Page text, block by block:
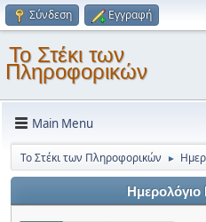
Σύνδεση Εγγραφή
Το Στέκι των
Πληροφορικών
Main Menu
Το Στέκι των Πληροφορικών ►